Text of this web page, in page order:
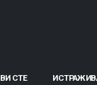
ВИ СТЕ